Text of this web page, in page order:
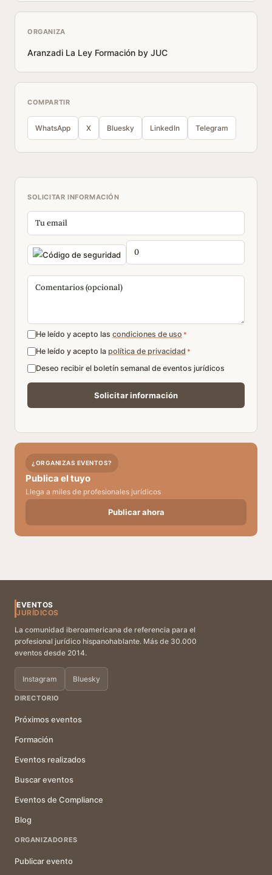
ORGANIZA
Aranzadi La Ley Formación by JUC
COMPARTIR
WhatsApp X Bluesky LinkedIn Telegram
SOLICITAR INFORMACIÓN
He leído y acepto las condiciones de uso *
He leído y acepto la política de privacidad *
Deseo recibir el boletín semanal de eventos jurídicos
¿ORGANIZAS EVENTOS?
Publica el tuyo
Llega a miles de profesionales jurídicos
Publicar ahora
EVENTOS
JURÍDICOS
La comunidad iberoamericana de referencia para el
profesional jurídico hispanohablante. Más de 30.000
eventos desde 2014.
Instagram Bluesky
DIRECTORIO
Próximos eventos
Formación
Eventos realizados
Buscar eventos
Eventos de Compliance
Blog
ORGANIZADORES
Publicar evento